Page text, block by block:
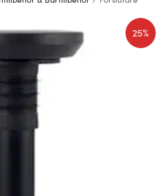
25%